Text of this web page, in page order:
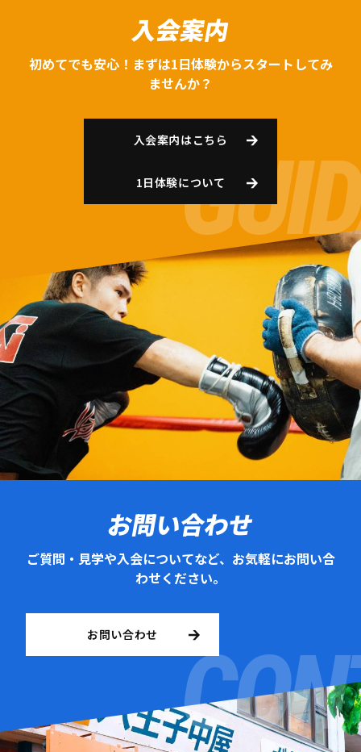
入会案内
初めてでも安心！まずは1日体験からスタートしてみ
ませんか？
入会案内はこちら
1日体験について
お問い合わせ
ご質問・見学や入会についてなど、お気軽にお問い合
わせください。
お問い合わせ